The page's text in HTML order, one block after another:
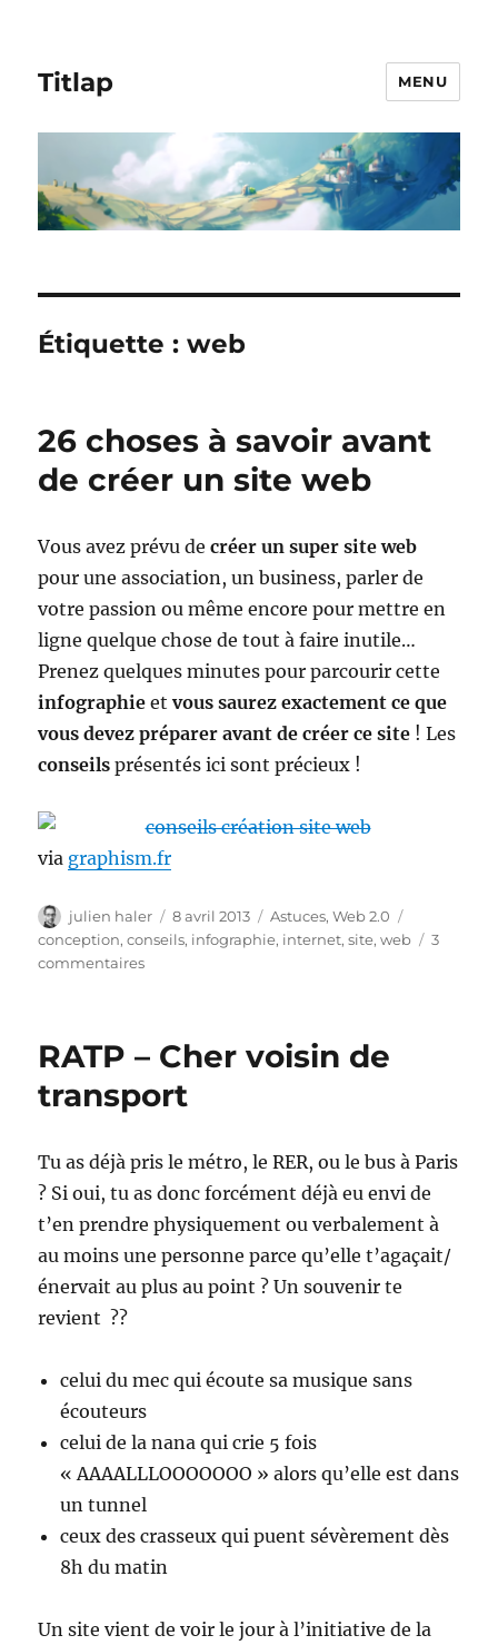
Titlap MENU
Étiquette :web
26 choses à savoir avant
de créer un site web
Vous avez prévu decréer un super site web
pour une association, un business, parler de
votre passion ou même encore pour mettre en
ligne quelque chose de tout à faire inutile…
Prenez quelques minutes pour parcourir cette
infographieetvous saurez exactement ce que
vous devez préparer avant de créer ce site ! Les
conseils présentés ici sont précieux !
via graphism.fr
Auteur
julien haler
Publié
le
8 avril 2013 Catégories
Astuces,Web 2.0
conception,conseils, infographie, internet,site,web
3
commentairessur
savoir
de
site
web
RATP – Cher voisin de
transport
Tu as déjà pris le métro, le RER, ou le bus à Paris
? Si oui, tu as donc forcément déjà eu envi de
t’en prendre physiquement ou verbalement à
au moins une personne parce qu’elle t’agaçait/
énervait au plus au point ? Un souvenir te
revient ??
celui du mec qui écoute sa musique sans
écouteurs
celui de la nana qui crie 5 fois
« AAAALLLOOOOOOO » alors qu’elle est dans
un tunnel
ceux des crasseux qui puent sévèrement dès
8h du matin
Un site vient de voir le jour à l’initiative de la